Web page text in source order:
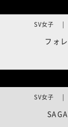
フォ
SV女子 |
SV女子 |